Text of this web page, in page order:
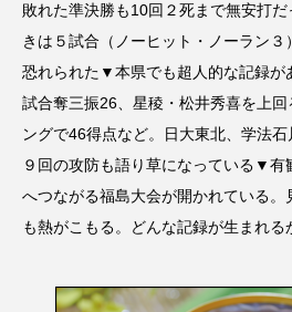
敗れた準決勝も10回２死まで無安打
きは５試合（ノーヒット・ノーラン３
恐れられた▼本県でも超人的な記録が
試合奪三振26、星稜・松井秀喜を上
ングで46得点など。日大東北、学法
９回の攻防も語り草になっている▼有
へつながる福島大会が開かれている。
も熱がこもる。どんな記録が生まれる